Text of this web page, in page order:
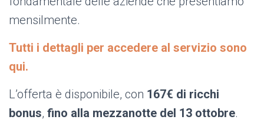
mensilmente.
Tutti i dettagli per accedere al servizio sono
qui.
L’offerta è disponibile, con 167€ di ricchi
bonus, fino alla mezzanotte del 13 ottobre.